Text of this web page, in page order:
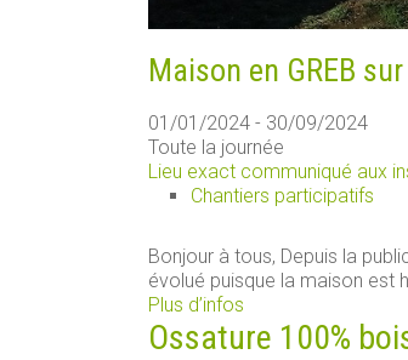
Maison en GREB
01/01/2024 - 30/09/2024
Toute la journée
Lieu exact communiqué aux
Chantiers participatifs
Bonjour à tous, Depuis la
évolué puisque la maison est
Plus d’infos
Ossature 100%